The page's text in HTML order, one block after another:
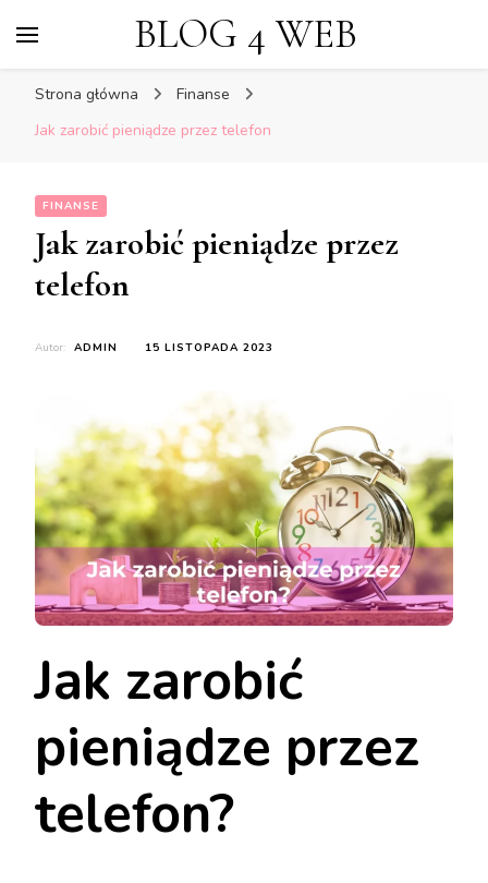
BLOG 4 WEB
Strona główna
Finanse
Jak zarobić pieniądze przez telefon
FINANSE
Jak zarobić pieniądze przez
telefon
Autor: ADMIN 15 LISTOPADA 2023
Jak zarobić
pieniądze przez
telefon?